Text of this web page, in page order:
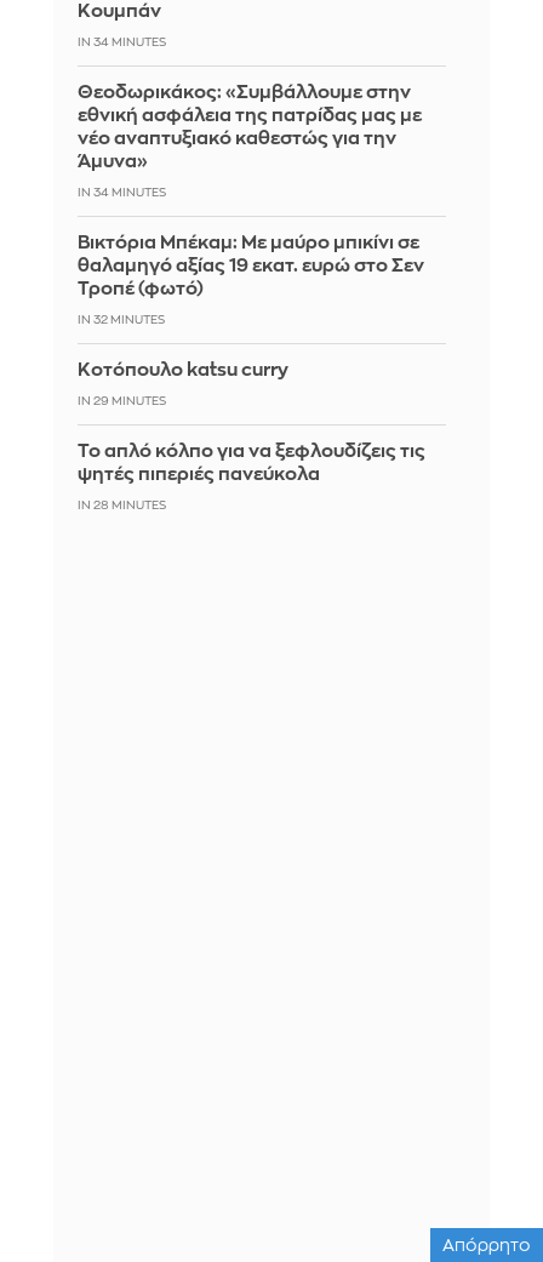
Κουμπάν
IN 34 MINUTES
Θεοδωρικάκος: «Συμβάλλουμε στην
εθνική ασφάλεια της πατρίδας μας με
νέο αναπτυξιακό καθεστώς για την
Άμυνα»
IN 34 MINUTES
Βικτόρια Μπέκαμ: Με μαύρο μπικίνι σε
θαλαμηγό αξίας 19 εκατ. ευρώ στο Σεν
Τροπέ (φωτό)
IN 32 MINUTES
Κοτόπουλο katsu curry
IN 29 MINUTES
Το απλό κόλπο για να ξεφλουδίζεις τις
ψητές πιπεριές πανεύκολα
IN 28 MINUTES
Απόρρητο